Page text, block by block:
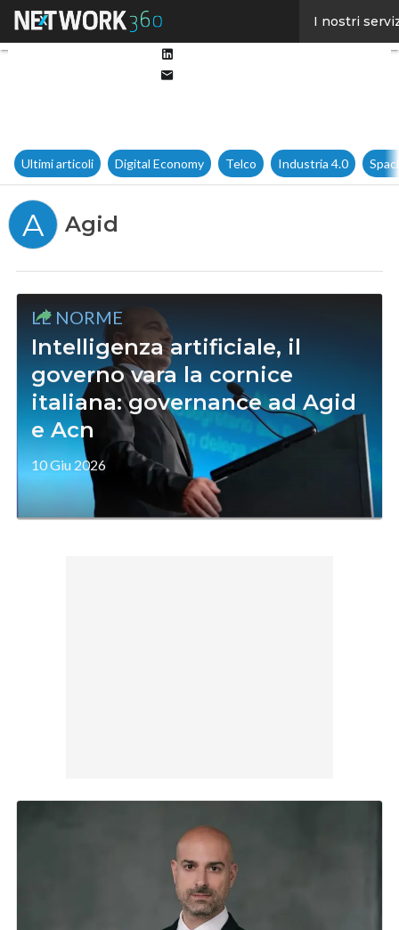
I nostri
Ultimi articoli Digital Economy Telco Industria 4.0
A Agid
LE NORME
Intelligenza artificiale, il
governo vara la cornice
italiana: governance ad Agid
e Acn
10 Giu 2026